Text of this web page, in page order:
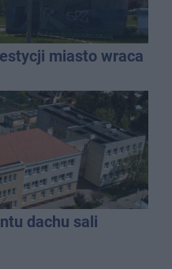
miasto wraca
dachu sali